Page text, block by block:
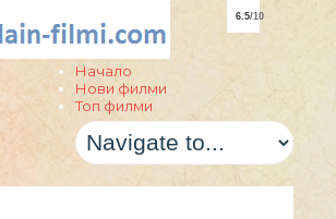
Начало
Нови филми
Топ филми
6.5/10